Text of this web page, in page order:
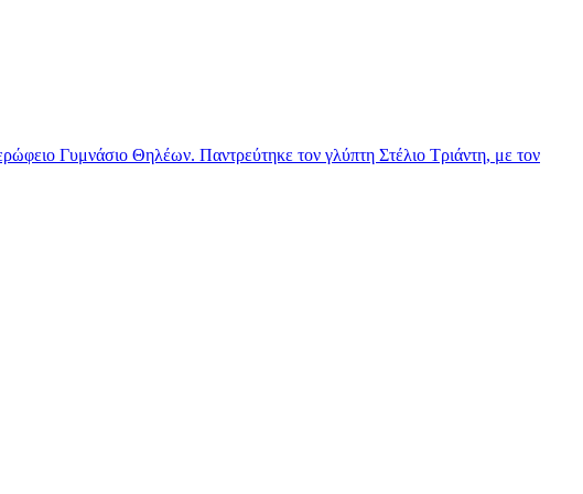
Γυμνάσιο Θηλέων. Παντρεύτηκε τον γλύπτη Στέλιο Τριάντη, με τον